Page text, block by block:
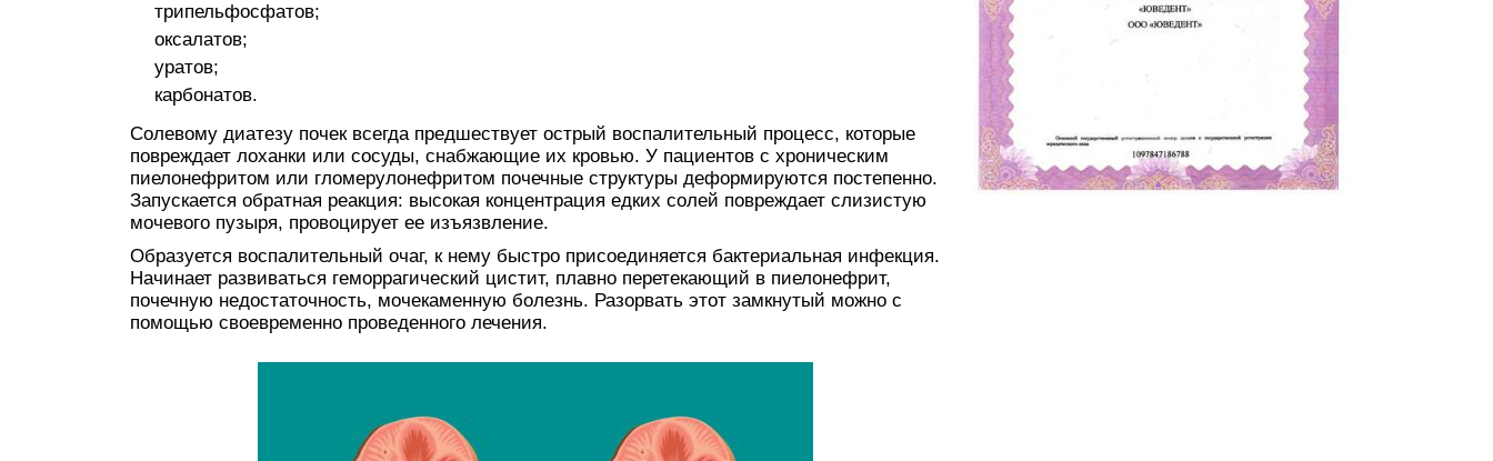
трипельфосфатов;
оксалатов;
уратов;
карбонатов.
Солевому диатезу почек всегда предшествует острый воспалительный процесс, которые
повреждает лоханки или сосуды, снабжающие их кровью. У пациентов с хроническим
пиелонефритом или гломерулонефритом почечные структуры деформируются постепенно.
Запускается обратная реакция: высокая концентрация едких солей повреждает слизистую
мочевого пузыря, провоцирует ее изъязвление.
Образуется воспалительный очаг, к нему быстро присоединяется бактериальная инфекция.
Начинает развиваться геморрагический цистит, плавно перетекающий в пиелонефрит,
почечную недостаточность, мочекаменную болезнь. Разорвать этот замкнутый можно с
помощью своевременно проведенного лечения.